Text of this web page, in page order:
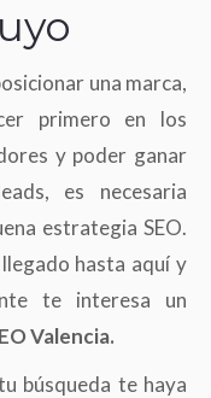
una marca,
primero en los
y poder ganar
es necesaria
estrategia SEO.
llegado hasta aquí y
te interesa un
Valencia.
búsqueda te haya